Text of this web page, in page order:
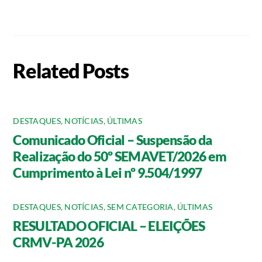
Related Posts
DESTAQUES, NOTÍCIAS, ÚLTIMAS
Comunicado Oficial – Suspensão da
Realização do 50º SEMAVET/2026 em
Cumprimento à Lei nº 9.504/1997
DESTAQUES, NOTÍCIAS,SEM CATEGORIA, ÚLTIMAS
RESULTADO OFICIAL – ELEIÇÕES
CRMV-PA 2026